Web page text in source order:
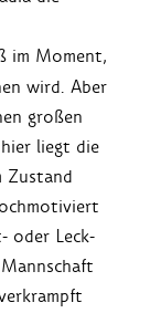
im Moment,
wird. Aber
großen
liegt die
Zustand
oder Leck-